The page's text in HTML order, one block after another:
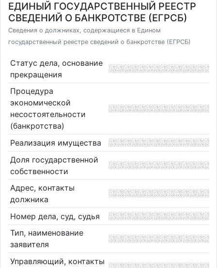
ЕДИНЫЙ ГОСУДАРСТВЕННЫЙ РЕЕСТР
СВЕДЕНИЙ О БАНКРОТСТВЕ (ЕГРСБ)
Сведения о должниках, содержащиеся в Едином
государственный реестре сведений о банкротстве (ЕГРСБ)
Статус дела, основание
прекращения
Процедура
экономической
несостоятельности
(банкротства)
Реализация имущества
Доля государственной
собственности
Адрес, контакты
должника
Номер дела, суд, судья
Тип, наименование
заявителя
Управляющий, контакты